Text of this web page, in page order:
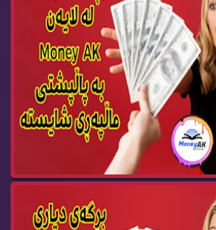
Money AK Gift BOX 91